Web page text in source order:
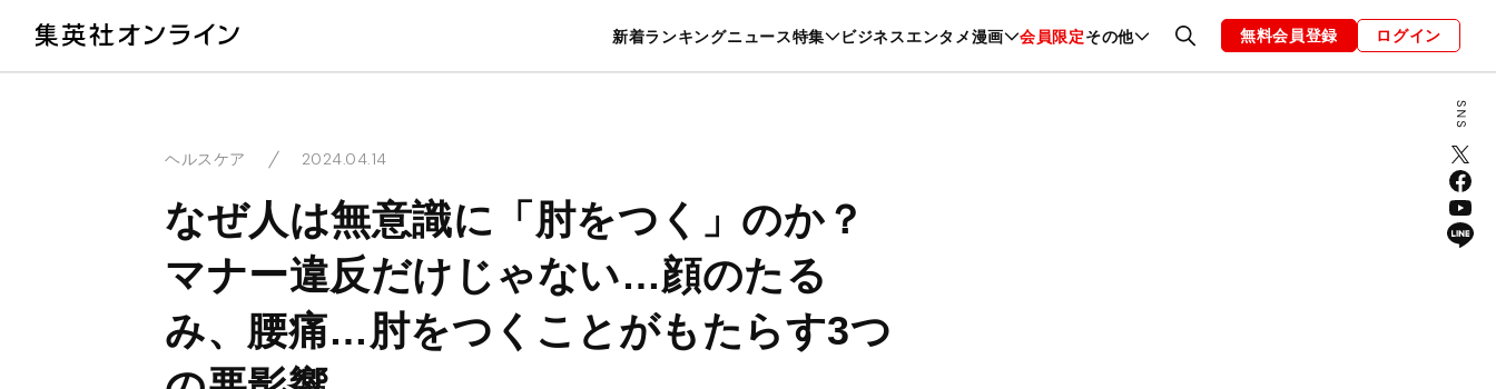
新着ランキングニュース特集 ビジネスエンタメ漫画 会員限定その他
暮らし スポーツ ヘルスケア 美容 グルメ ファッション 恋愛・結婚 編集部 お知らせ
無料会員登録 ログイン
ヘルスケア 2024.04.14
なぜ人は無意識に「肘をつく」のか？
マナー違反だけじゃない…顔のたる
み、腰痛…肘をつくことがもたらす3つ